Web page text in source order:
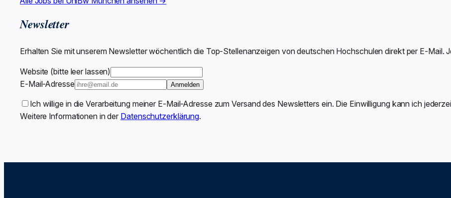
Newsletter
Erhalten Sie mit unserem Newsletter wöchentlich die Top-Stellenanzeigen von deutschen Hochschulen direkt per E-Mail.
Website (bitte leer lassen)
E-Mail-Adresse
Anmelden
Ich willige in die Verarbeitung meiner E-Mail-Adresse zum Versand des Newsletters ein. Die Einwilligung kann ich
Weitere Informationen in der Datenschutzerklärung.